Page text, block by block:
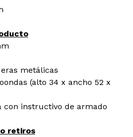
metálicas
(alto 34 x ancho 52 x
con instructivo de armado
retiros